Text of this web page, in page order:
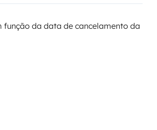
da data de cancelamento da